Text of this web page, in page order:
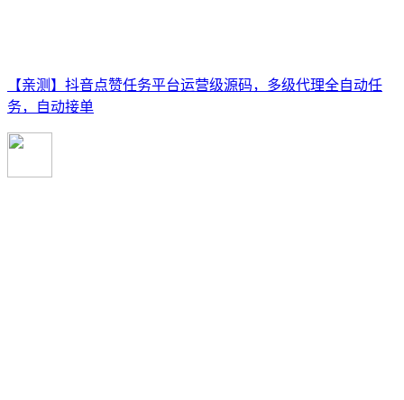
【亲测】抖音点赞任务平台运营级源码，多级代理全自动任
务，自动接单